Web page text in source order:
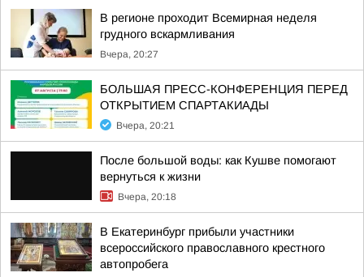
В регионе проходит Всемирная неделя
грудного вскармливания
Вчера, 20:27
БОЛЬШАЯ ПРЕСС-КОНФЕРЕНЦИЯ ПЕРЕД
ОТКРЫТИЕМ СПАРТАКИАДЫ
Вчера, 20:21
После большой воды: как Кушве помогают
вернуться к жизни
Вчера, 20:18
В Екатеринбург прибыли участники
всероссийского православного крестного
автопробега